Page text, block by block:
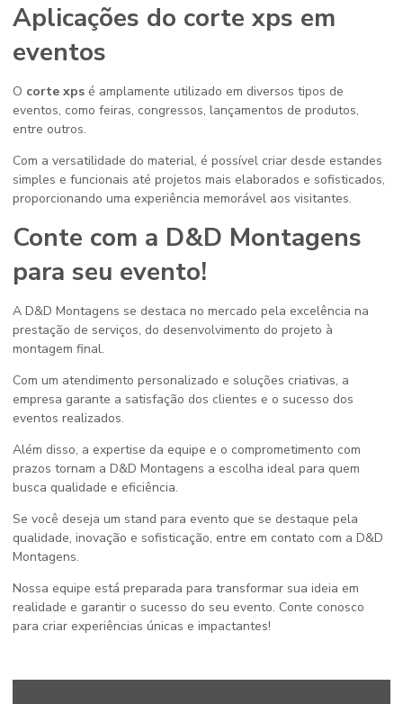
Aplicações do corte xps em
eventos
O corte xps é amplamente utilizado em diversos tipos de
eventos, como feiras, congressos, lançamentos de produtos,
entre outros.
Com a versatilidade do material, é possível criar desde estandes
simples e funcionais até projetos mais elaborados e sofisticados,
proporcionando uma experiência memorável aos visitantes.
Conte com a D&D Montagens
para seu evento!
A D&D Montagens se destaca no mercado pela excelência na
prestação de serviços, do desenvolvimento do projeto à
montagem final.
Com um atendimento personalizado e soluções criativas, a
empresa garante a satisfação dos clientes e o sucesso dos
eventos realizados.
Além disso, a expertise da equipe e o comprometimento com
prazos tornam a D&D Montagens a escolha ideal para quem
busca qualidade e eficiência.
Se você deseja um stand para evento que se destaque pela
qualidade, inovação e sofisticação, entre em contato com a D&D
Montagens.
Nossa equipe está preparada para transformar sua ideia em
realidade e garantir o sucesso do seu evento. Conte conosco
para criar experiências únicas e impactantes!